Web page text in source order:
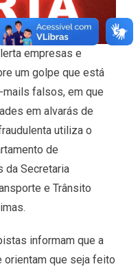
empresas e
um golpe que está
falsos, em que
em alvarás de
utiliza o
de
da Secretaria
e Trânsito
informam que a
que seja feito